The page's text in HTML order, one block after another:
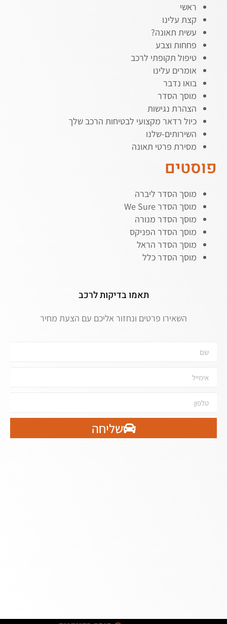
ראשי
קצת עלינו
עשית תאונה?
פחחות וצבע
טיפול תקופתי לרכב
אומרים עלינו
בואו נדבר
מוסך הסדר
הצהרת נגישות
כיול רדאר מקצועי לבטיחות הרכב שלך
השירותים-שלנו
מסירת פרטי תאונה
פוסטים
מוסך הסדר ליברה
מוסך הסדר We Sure
מוסך הסדר מנורה
מוסך הסדר הפניקס
מוסך הסדר הראל
מוסך הסדר כלל
תאמו בדיקות לרכב
השאירו פרטים ונחזור אליכם עם הצעת מחיר
שליחה